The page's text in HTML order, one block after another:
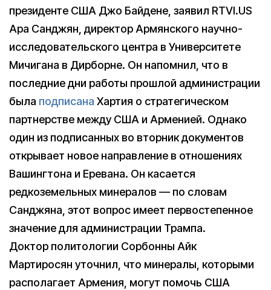
президенте США Джо Байдене, заявил RTVI.US
Ара Санджян, директор Армянского научно-
исследовательского центра в Университете
Мичигана в Дирборне. Он напомнил, что в
последние дни работы прошлой администрации
была подписана Хартия о стратегическом
партнерстве между США и Арменией. Однако
один из подписанных во вторник документов
открывает новое направление в отношениях
Вашингтона и Еревана. Он касается
редкоземельных минералов — по словам
Санджяна, этот вопрос имеет первостепенное
значение для администрации Трампа.
Доктор политологии Сорбонны Айк
Мартиросян уточнил, что минералы, которыми
располагает Армения, могут помочь США